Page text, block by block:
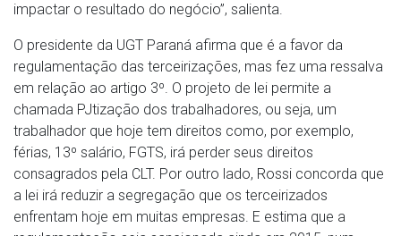
impactar o resultado do negócio”, salienta.
O presidente da UGT Paraná afirma que é a favor da
regulamentação das terceirizações, mas fez uma ressalva
em relação ao artigo 3º. O projeto de lei permite a
chamada PJtização dos trabalhadores, ou seja, um
trabalhador que hoje tem direitos como, por exemplo,
férias, 13º salário, FGTS, irá perder seus direitos
consagrados pela CLT. Por outro lado, Rossi concorda que
a lei irá reduzir a segregação que os terceirizados
enfrentam hoje em muitas empresas. E estima que a